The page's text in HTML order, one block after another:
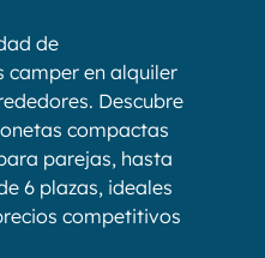
de
en alquiler
Descubre
compactas
parejas, hasta
6 plazas, ideales
competitivos